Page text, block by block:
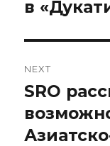
в
NEXT
Next
post:
SRO